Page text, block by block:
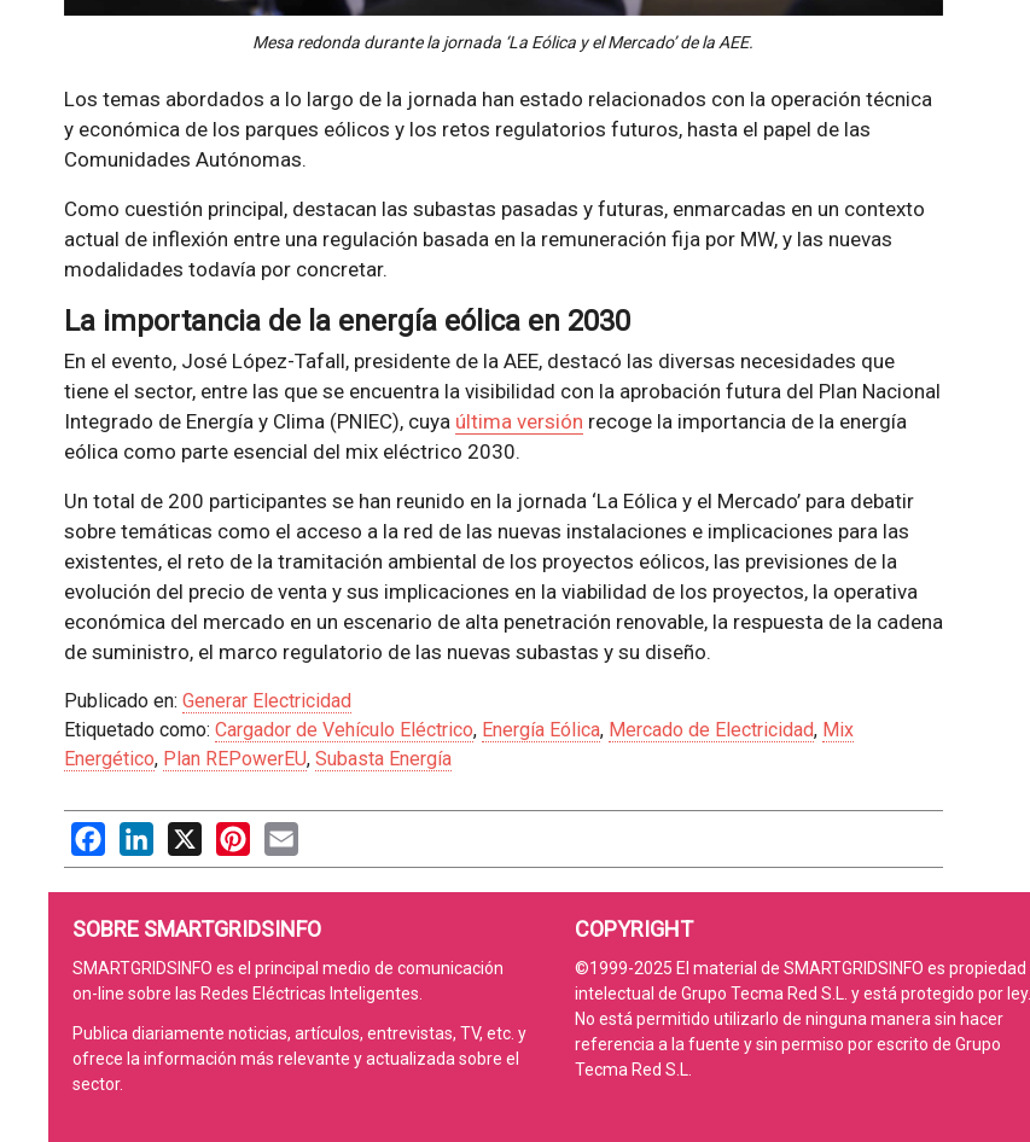
Mesa redonda durante la jornada ‘La Eólica y el Mercado’ de la AEE.
Los temas abordados a lo largo de la jornada han estado relacionados con la operación técnica
y económica de los parques eólicos y los retos regulatorios futuros, hasta el papel de las
Comunidades Autónomas.
Como cuestión principal, destacan las subastas pasadas y futuras, enmarcadas en un contexto
actual de inflexión entre una regulación basada en la remuneración fija por MW, y las nuevas
modalidades todavía por concretar.
La importancia de la energía eólica en 2030
En el evento, José López-Tafall, presidente de la AEE, destacó las diversas necesidades que
tiene el sector, entre las que se encuentra la visibilidad con la aprobación futura del Plan Nacional
Integrado de Energía y Clima (PNIEC), cuya última versión recoge la importancia de la energía
eólica como parte esencial del mix eléctrico 2030.
Un total de 200 participantes se han reunido en la jornada ‘La Eólica y el Mercado’ para debatir
sobre temáticas como el acceso a la red de las nuevas instalaciones e implicaciones para las
existentes, el reto de la tramitación ambiental de los proyectos eólicos, las previsiones de la
evolución del precio de venta y sus implicaciones en la viabilidad de los proyectos, la operativa
económica del mercado en un escenario de alta penetración renovable, la respuesta de la cadena
de suministro, el marco regulatorio de las nuevas subastas y su diseño.
Publicado en: Generar Electricidad
Etiquetado como: Cargador de Vehículo Eléctrico, Energía Eólica, Mercado de Electricidad, Mix
Energético, Plan REPowerEU, Subasta Energía
FacebookLinkedIn
X PinterestEmail
SOBRE SMARTGRIDSINFO
SMARTGRIDSINFO es el principal medio de comunicación
on-line sobre las Redes Eléctricas Inteligentes.
Publica diariamente noticias, artículos, entrevistas, TV, etc. y
ofrece la información más relevante y actualizada sobre el
sector.
COPYRIGHT
©1999-2025 El material de SMARTGRIDSINFO es propiedad
intelectual de Grupo Tecma Red S.L. y está protegido por ley.
No está permitido utilizarlo de ninguna manera sin hacer
referencia a la fuente y sin permiso por escrito de Grupo
Tecma Red S.L.